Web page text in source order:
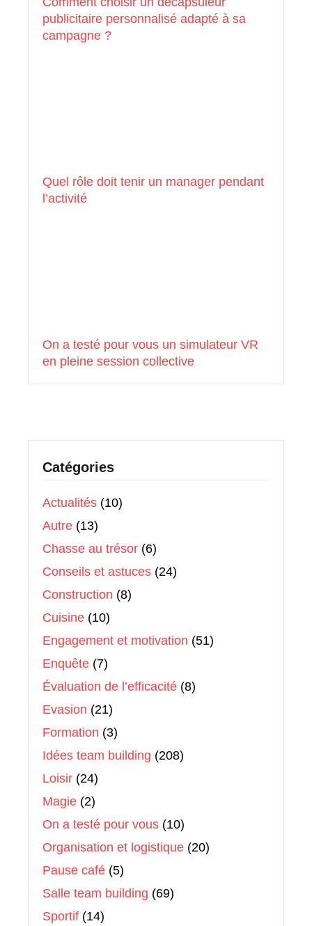
publicitaire personnalisé adapté à sa
campagne ?
Quel rôle doit tenir un manager pendant
l’activité
On a testé pour vous un simulateur VR
en pleine session collective
Catégories
Actualités (10)
Autre (13)
Chasse au trésor (6)
Conseils et astuces (24)
Construction (8)
Cuisine (10)
Engagement et motivation (51)
Enquête (7)
Évaluation de l’efficacité (8)
Evasion (21)
Formation (3)
Idées team building (208)
Loisir (24)
Magie (2)
On a testé pour vous (10)
Organisation et logistique (20)
Pause café (5)
Salle team building (69)
Sportif (14)